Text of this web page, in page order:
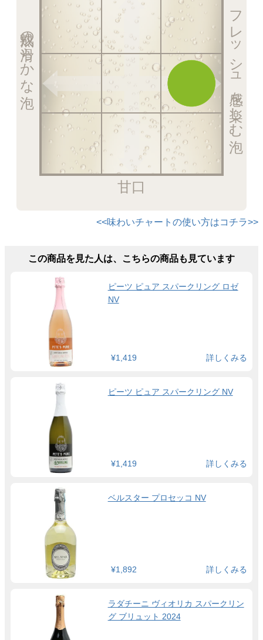
フレッシュ感を楽しむ泡
甘口
熟成の滑らかな泡
<<味わいチャートの使い方はコチラ>>
この商品を見た人は、こちらの商品も見ています
ピーツ ピュア スパークリング ロゼ
NV
¥1,419 詳しくみる
ピーツ ピュア スパークリング NV
¥1,419 詳しくみる
ベルスター プロセッコ NV
¥1,892 詳しくみる
ラダチーニ ヴィオリカ スパークリン
グ ブリュット 2024